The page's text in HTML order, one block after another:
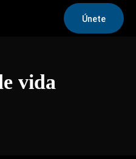
Únete
vida